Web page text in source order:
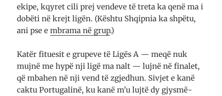
ekipe, kqyret cili prej ven­deve të treta ka qenë ma i
dobëti në krejt ligën. (Kështu Shqipnia ka shpëtu,
ani pse embrama në grup.)
Katër fituesit e grupeve të Ligës A — meqë nuk
mujnë me hypë nji ligë ma nalt — lujnë në finalet,
që mbahen në nji vend të zgjedhun. Sivjet e kanë
caktu Por­tu­galinë, ku kanë m’u lujtë dy gjysmë­